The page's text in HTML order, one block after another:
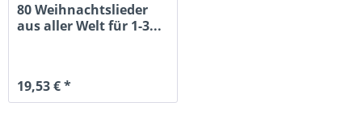
80 Weihnachtslieder
aus aller Welt für 1-3...
19,53 € *